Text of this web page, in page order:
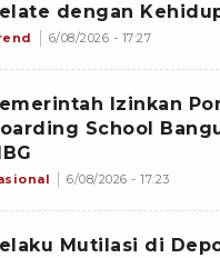
dengan
6/08/2026 - 17:27
Izinkan
School
6/08/2026 - 17:23
Mutilasi di